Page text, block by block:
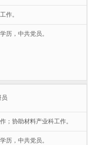
作。
历，中共党员。
员
；协助材料产业科工作。
历，中共党员。